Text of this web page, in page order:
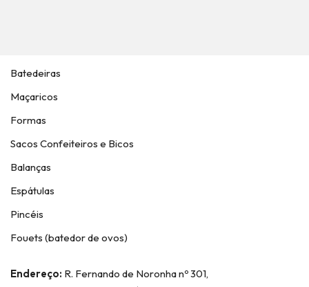
Batedeiras
Maçaricos
Formas
Sacos Confeiteiros e Bicos
Balanças
Espátulas
Pincéis
Fouets (batedor de ovos)
Endereço: R. Fernando de Noronha nº 301,